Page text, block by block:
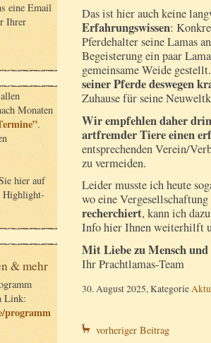
eine Email
Ihrer
Monaten
.
hier auf
Highlight-
& mehr
Link:
programm
Das ist hier auch keine
Erfahrungswissen:
Pferdehalter seine Lamas
Begeisterung ein paar
gemeinsame Weide
seiner Pferde deswegen
Zuhause für seine
Wir empfehlen daher
artfremder Tiere einen
entsprechenden Verein/
zu vermeiden.
Leider musste ich heute
wo eine
recherchiert, kann ich
Info hier Ihnen weiterhilft
Mit Liebe zu Mensch
Ihr Prachtlamas-Team
30. August 2025, Kategorie
vorheriger Beitrag